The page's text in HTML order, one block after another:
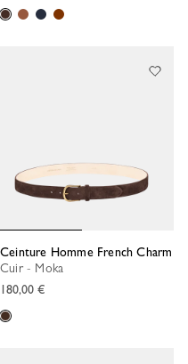
Ceinture Homme French Charm
Cuir - Moka
180,00 €